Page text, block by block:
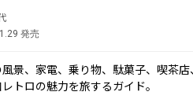
発売
景、家電、乗り物、駄菓子、喫茶
トロの魅力を旅するガイド。